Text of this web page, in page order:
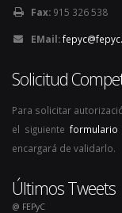
Fax: 915 326 538
EMail:
Solicitud
Para solicitar
el siguiente formulario
encargará de validarlo.
Últimos Tweets
@ FEPyC